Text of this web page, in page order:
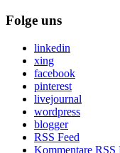
Folge uns
linkedin
xing
facebook
pinterest
livejournal
wordpress
blogger
RSS Feed
Kommentare RSS